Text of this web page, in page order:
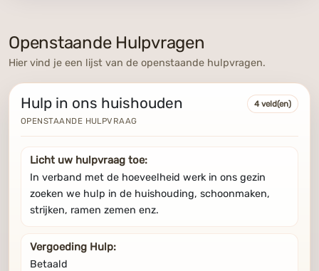
Openstaande Hulpvragen
Hier vind je een lijst van de openstaande hulpvragen.
Hulp in ons huishouden
OPENSTAANDE HULPVRAAG
4 veld(en)
Licht uw hulpvraag toe:
In verband met de hoeveelheid werk in ons gezin
zoeken we hulp in de huishouding, schoonmaken,
strijken, ramen zemen enz.
Vergoeding Hulp:
Betaald